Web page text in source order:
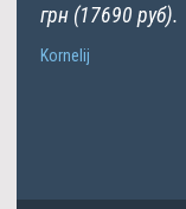
грн (17690 руб).
Kornelij